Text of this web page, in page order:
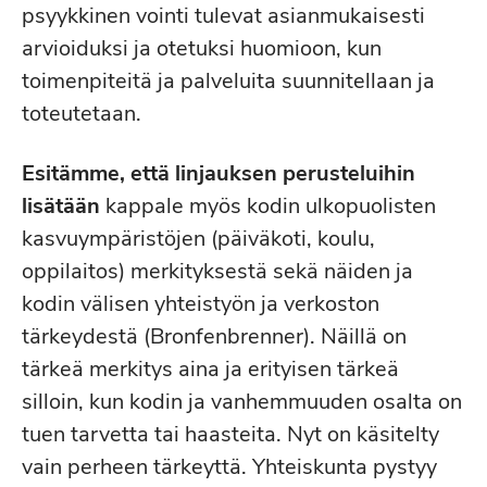
psyykkinen vointi tulevat asianmukaisesti
arvioiduksi ja otetuksi huomioon, kun
toimenpiteitä ja palveluita suunnitellaan ja
toteutetaan.
Esitämme, että linjauksen perusteluihin
lisätään kappale myös kodin ulkopuolisten
kasvuympäristöjen (päiväkoti, koulu,
oppilaitos) merkityksestä sekä näiden ja
kodin välisen yhteistyön ja verkoston
tärkeydestä (Bronfenbrenner). Näillä on
tärkeä merkitys aina ja erityisen tärkeä
silloin, kun kodin ja vanhemmuuden osalta on
tuen tarvetta tai haasteita. Nyt on käsitelty
vain perheen tärkeyttä. Yhteiskunta pystyy